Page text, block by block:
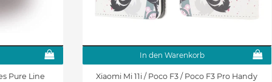
Pure Line
In den Warenkorb
Xiaomi Mi 11i / Poco F3 / Poco F3 Pro Handy